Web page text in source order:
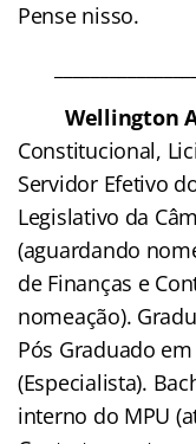
Pense nisso.
Wellington
Constitucional,
Servidor Efetivo
Legislativo da
(aguardando
de Finanças e
nomeação).
Pós Graduado
(Especialista).
interno do MPU